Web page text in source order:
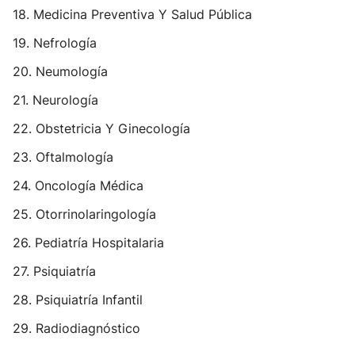
18. Medicina Preventiva Y Salud Pública
19. Nefrología
20. Neumología
21. Neurología
22. Obstetricia Y Ginecología
23. Oftalmología
24. Oncología Médica
25. Otorrinolaringología
26. Pediatría Hospitalaria
27. Psiquiatría
28. Psiquiatría Infantil
29. Radiodiagnóstico